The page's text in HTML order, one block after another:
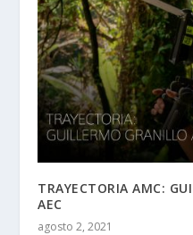
TRAYECTORIA AMC:
AEC
agosto 2, 2021